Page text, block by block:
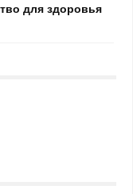
для здоровья